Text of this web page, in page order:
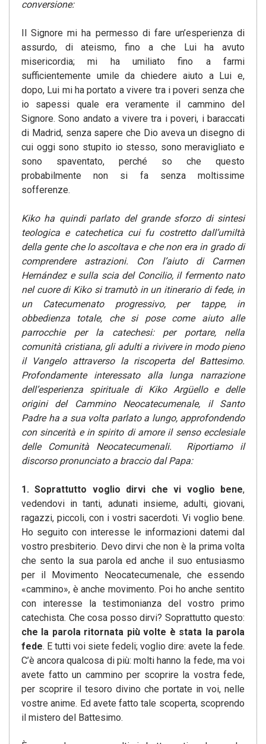
conversione:
Il Signore mi ha permesso di fare un’esperienza di
assurdo, di ateismo, fino a che Lui ha avuto
misericordia; mi ha umiliato fino a farmi
sufficientemente umile da chiedere aiuto a Lui e,
dopo, Lui mi ha portato a vivere tra i poveri senza che
io sapessi quale era veramente il cammino del
Signore. Sono andato a vivere tra i poveri, i baraccati
di Madrid, senza sapere che Dio aveva un disegno di
cui oggi sono stupito io stesso, sono meravigliato e
sono spaventato, perché so che questo
probabilmente non si fa senza moltissime
sofferenze.
Kiko ha quindi parlato del grande sforzo di sintesi
teologica e catechetica cui fu costretto dall’umiltà
della gente che lo ascoltava e che non era in grado di
comprendere astrazioni. Con l’aiuto di Carmen
Hernández e sulla scia del Concilio, il fermento nato
nel cuore di Kiko si tramutò in un itinerario di fede, in
un Catecumenato progressivo, per tappe, in
obbedienza totale, che si pose come aiuto alle
parrocchie per la catechesi: per portare, nella
comunità cristiana, gli adulti a rivivere in modo pieno
il Vangelo attraverso la riscoperta del Battesimo.
Profondamente interessato alla lunga narrazione
dell’esperienza spirituale di Kiko Argüello e delle
origini del Cammino Neocatecumenale, il Santo
Padre ha a sua volta parlato a lungo, approfondendo
con sincerità e in spirito di amore il senso ecclesiale
delle Comunità Neocatecumenali.
Riportiamo il
discorso pronunciato a braccio dal Papa:
1. Soprattutto voglio dirvi che vi voglio bene,
vedendovi in tanti, adunati insieme, adulti, giovani,
ragazzi, piccoli, con i vostri sacerdoti. Vi voglio bene.
Ho seguito con interesse le informazioni datemi dal
vostro presbiterio. Devo dirvi che non è la prima volta
che sento la sua parola ed anche il suo entusiasmo
per il Movimento Neocatecumenale, che essendo
«cammino», è anche movimento. Poi ho anche sentito
con interesse la testimonianza del vostro primo
catechista. Che cosa posso dirvi? Soprattutto questo:
che la parola ritornata più volte è stata la parola
fede. E tutti voi siete fedeli; voglio dire: avete la fede.
C’è ancora qualcosa di più: molti hanno la fede, ma voi
avete fatto un cammino per scoprire la vostra fede,
per scoprire il tesoro divino che portate in voi, nelle
vostre anime. Ed avete fatto tale scoperta, scoprendo
il mistero del Battesimo.